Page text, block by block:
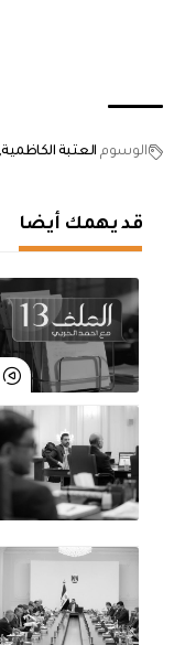
الوسوم العتبة الكاظمية
قد يهمك أيضا